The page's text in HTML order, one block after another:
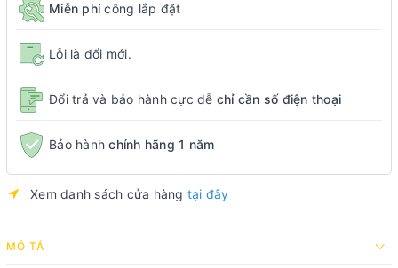
Miễn phícông lắp đặt
Lỗi là đổi mới.
Đổi trả và bảo hành cực dễ chỉ cần số điện thoại
Bảo hànhchính hãng 1 năm
Xem danh sách cửa hàng tại đây
MÔ TẢ